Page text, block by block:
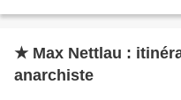
★ Max Nettlau :
anarchiste